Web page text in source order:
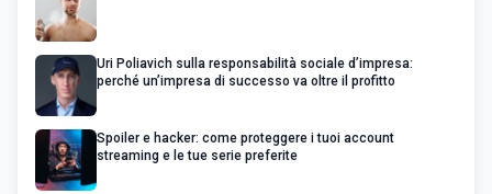
Uri Poliavich sulla responsabilità sociale d’impresa:
perché un’impresa di successo va oltre il profitto
Spoiler e hacker: come proteggere i tuoi account
streaming e le tue serie preferite